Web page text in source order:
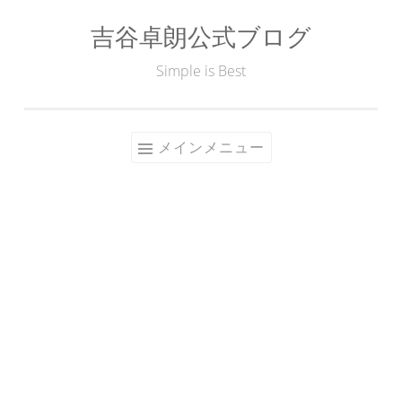
吉谷卓朗公式ブログ
Simple is Best
メインメニュー